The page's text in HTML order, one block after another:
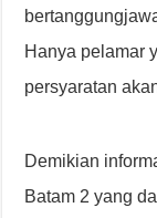
Hanya pelamar
persyaratan
Demikian
Batam 2 yang